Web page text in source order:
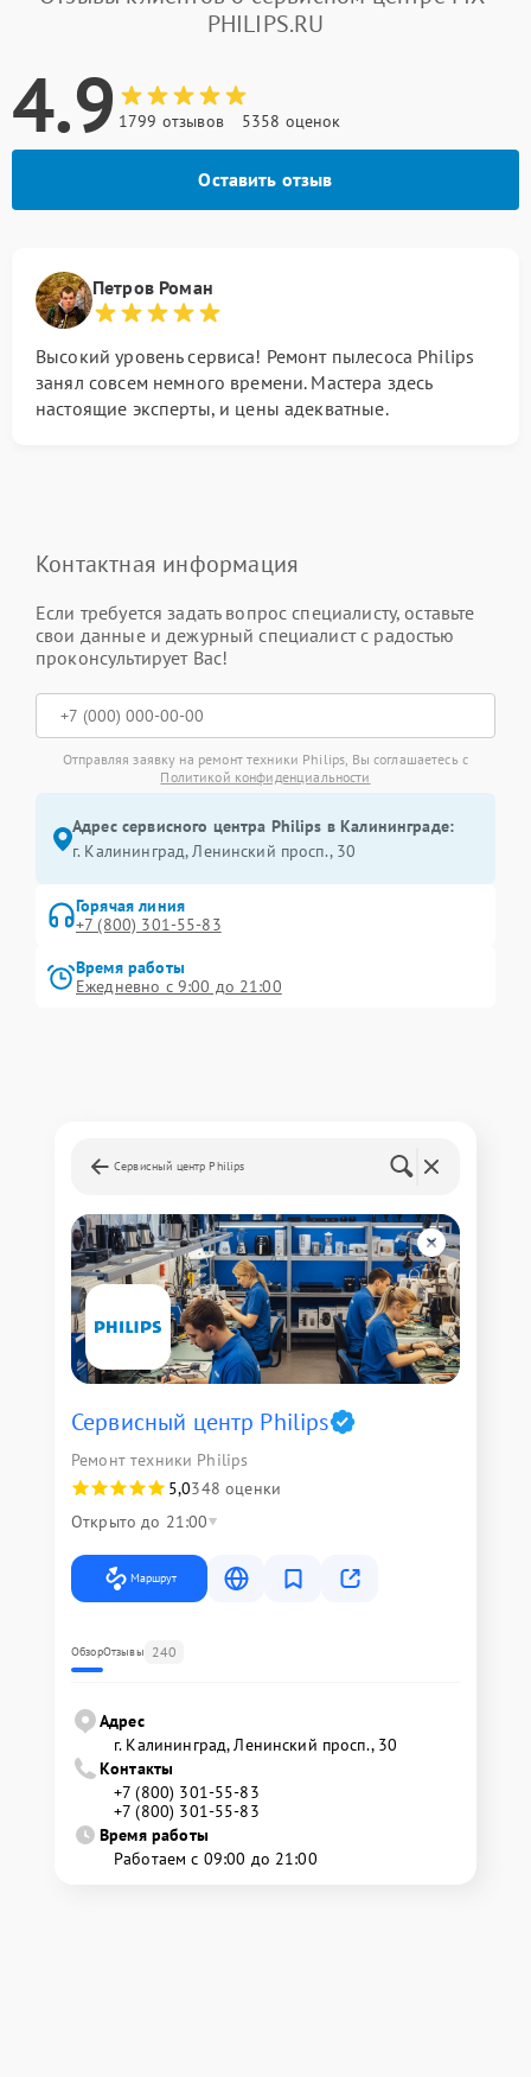
PHILIPS.RU
4.9 1799 отзывов 5358 оценок
Оставить отзыв
Петров Роман
Высокий уровень сервиса! Ремонт пылесоса Philips
занял совсем немного времени. Мастера здесь
настоящие эксперты, и цены адекватные.
Контактная информация
Если требуется задать вопрос специалисту, оставьте
свои данные и дежурный специалист с радостью
проконсультирует Вас!
Отправляя заявку на ремонт техники Philips, Вы соглашаетесь с
Политикой конфиденциальности
Адрес сервисного центра Philips в Калининграде:
г. Калининград, Ленинский просп., 30
Горячая линия
+7 (800) 301-55-83
Время работы
Ежедневно с 9:00 до 21:00
Сервисный центр Philips
Сервисный центр Philips
Ремонт техники Philips
5,0348 оценки
Открыто до 21:00
Маршрут
ОбзорОтзывы 240
Адрес
г. Калининград, Ленинский просп., 30
Контакты
+7 (800) 301-55-83
+7 (800) 301-55-83
Время работы
Работаем с 09:00 до 21:00